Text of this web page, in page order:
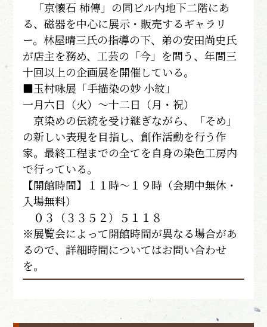
「京懐石 柿傳」の同ビル内地下二階にあ
る、磁器を中心に展示・販売するギャラリ
ー。林屋晴三氏の指導の下、弟の安田尚史氏
が店主を務め、工芸の「今」を問う、年間三
十回以上の企画展を開催している。
■玉村咏展「手描染の妙 小紋」
一月六日（火）～十二日（月・祝）
京染めの伝統を受け継ぎながら、「そめ」
の新しい表現を目指し、創作活動を行う作
家。最終工程までの全てを自身の染色工房内
で行っている。
【開館時間】１１時～１９時（会期中無休・
入場無料）
０３（３３５２）５１１８
※展覧会によって開館時間が異なる場合があ
るので、詳細時間についてはお問い合わせ
を。